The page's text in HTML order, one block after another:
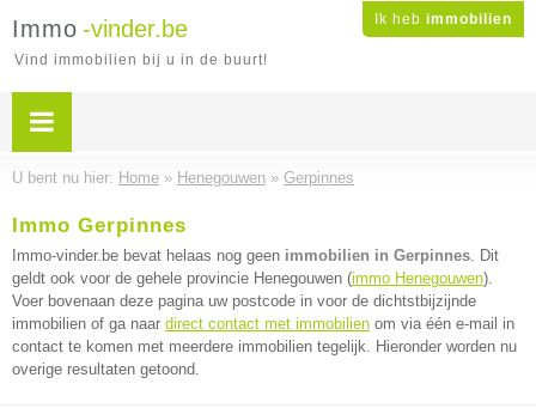
Ik heb immobilien
Immo -vinder.be
Vind immobilien bij u in de buurt!
U bent nu hier: Home » Henegouwen » Gerpinnes
Immo Gerpinnes
Immo-vinder.be bevat helaas nog geen immobilien in Gerpinnes. Dit
geldt ook voor de gehele provincie Henegouwen (immo Henegouwen).
Voer bovenaan deze pagina uw postcode in voor de dichtstbijzijnde
immobilien of ga naar direct contact met immobilien om via één e-mail in
contact te komen met meerdere immobilien tegelijk. Hieronder worden nu
overige resultaten getoond.